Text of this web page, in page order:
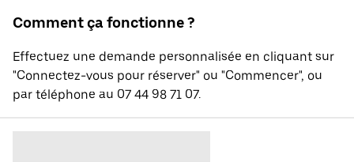
Comment ça fonctionne ?
Effectuez une demande personnalisée en cliquant sur
"Connectez-vous pour réserver" ou "Commencer", ou
par téléphone au 07 44 98 71 07.